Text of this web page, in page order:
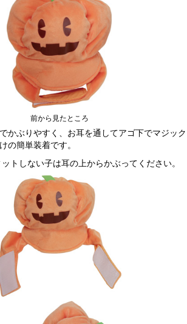
前から見たところ
かぶりやすく、お耳を通してアゴ下でマジック
の簡単装着です。
トしない子は耳の上からかぶってください。